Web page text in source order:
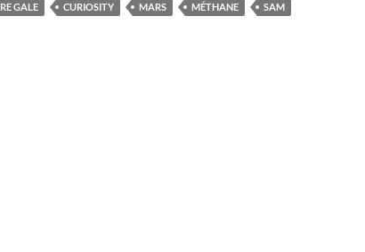
GALE CURIOSITY MARS MÉTHANE SAM